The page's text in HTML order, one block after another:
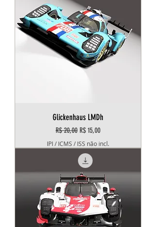
Glickenhaus LMDh
Preço normal
R$ 20,00 Preço promocional
R$ 15,00
IPI / ICMS / ISS não incl.